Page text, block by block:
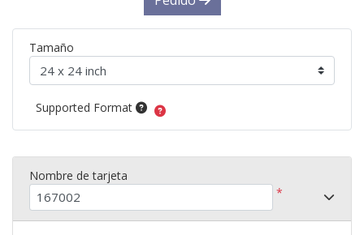
Tamaño
Supported Format
Nombre de tarjeta
*